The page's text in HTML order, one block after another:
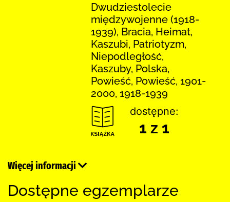
Dwudziestolecie
międzywojenne (1918-
1939), Bracia, Heimat,
Kaszubi, Patriotyzm,
Niepodległość,
Kaszuby, Polska,
Powieść, Powieść, 1901-
2000, 1918-1939
dostępne:
1 z 1
Więcej informacji
Dostępne egzemplarze